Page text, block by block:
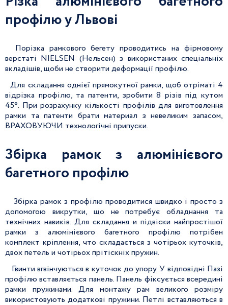
профілю у Львові
Порізка рамкового бегету проводитись на фірмовому
верстаті NIELSEN (Нельсен) з використаних спеціальніх
вкладішів, щоби не створити деформації профілю.
Для складання однієї прямокутної рамки, щоб отріматі 4
відрізка профілю, та патенти, зробити 8 різів під кутом
45°. При розрахунку кількості профілів для виготовлення
рамки та патенти брати материал з невеликим запасом,
ВРАХОВУЮЧИ технологічні припуски.
Збірка рамок з алюмінієвого
багетного профілю
Збірка рамок з профілю проводитися швидко і просто з
допомогою викрутки, що не потребує обладнання та
технічних навиків. Для складання и підвіски найпростішої
рамки з алюмінієвого багетного профілю потрібен
комплект кріплення, что складається з чотірьох куточків,
двох петель и чотірьох прітіскніх пружин.
Гвинти вгвінчуються в куточок до упору. У відповідні Пазі
профілю вставляється панель. Панель фіксується всередині
рамки пружинами. Для монтажу рам великого розміру
використовують додаткові пружини. Петлі вставляються в